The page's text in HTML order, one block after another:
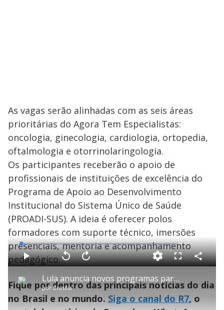
As vagas serão alinhadas com as seis áreas
prioritárias do Agora Tem Especialistas:
oncologia, ginecologia, cardiologia, ortopedia,
oftalmologia e otorrinolaringologia.
Os participantes receberão o apoio de
profissionais de instituições de excelência do
Programa de Apoio ao Desenvolvimento
Institucional do Sistema Único de Saúde
(PROADI-SUS). A ideia é oferecer polos
formadores com suporte técnico, imersões
presenciais, mentoria e acompanhamento
pedagógico.
P Lula anuncia novos programas para saúde e habitação em discurso na Marcha dos Prefeitos; assista
por Brasília
P V
t
a
r
0
A
a
n
1
L
o
a
d
e
:
0
.
7
8
%
F
l
s
c
r
e
e
C
o
i
l
Fique por dentro das principais notícias do dia
no Brasil e no mundo. Siga o canal do R7, o